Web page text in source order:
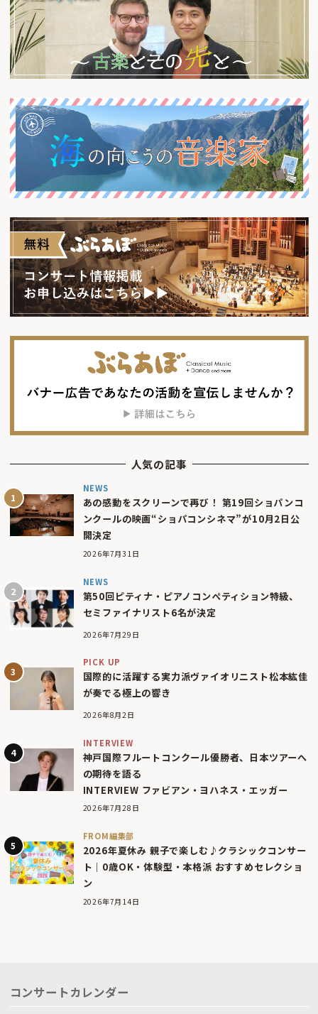
人気の記事
NEWS
あの感動をスクリーンで再び！ 第19回ショパンコ
ンクールの映画“ショパコンシネマ”が10月2日公
開決定
2026年7月31日
NEWS
第50回ピティナ・ピアノコンペティション特級、
セミファイナリスト6名が決定
2026年7月29日
PICK UP
国際的に活躍する実力派ヴァイオリニスト松本紘佳
が奏でる極上の響き
2026年8月2日
INTERVIEW
神戸国際フルートコンクール優勝者、日本ツアーへ
の期待を語る
INTERVIEW ファビアン・ヨハネス・エッガー
2026年7月28日
FROM編集部
2026年夏休み 親子で楽しむ♪クラシックコンサー
ト｜0歳OK・体験型・本格派 おすすめセレクショ
ン
2026年7月14日
コンサートカレンダー